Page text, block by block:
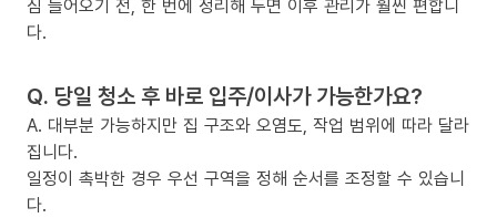
짐 들어오기 전, 한 번에 정리해 두면 이후 관리가 훨씬 편합니
다.
Q. 당일 청소 후 바로 입주/이사가 가능한가요?
A. 대부분 가능하지만 집 구조와 오염도, 작업 범위에 따라 달라
집니다.
일정이 촉박한 경우 우선 구역을 정해 순서를 조정할 수 있습니
다.